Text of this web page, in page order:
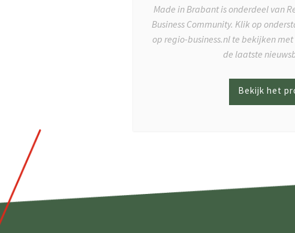
Made in Brabant is onderdeel van
Business Community. Klik op
op regio-business.nl te bekijken
de laatste